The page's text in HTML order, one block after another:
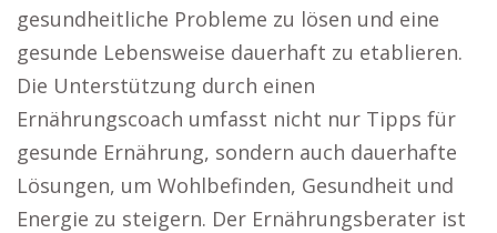
gesundheitliche Probleme zu lösen und eine
gesunde Lebensweise dauerhaft zu etablieren.
Die Unterstützung durch einen
Ernährungscoach umfasst nicht nur Tipps für
gesunde Ernährung, sondern auch dauerhafte
Lösungen, um Wohlbefinden, Gesundheit und
Energie zu steigern. Der Ernährungsberater ist